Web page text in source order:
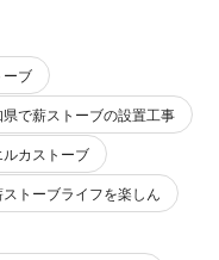
ーブ
県で薪ストーブの設置工事
ルカストーブ
トーブライフを楽しん